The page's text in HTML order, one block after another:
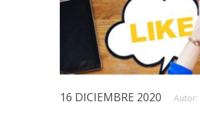
16 DICIEMBRE 2020 Autor: